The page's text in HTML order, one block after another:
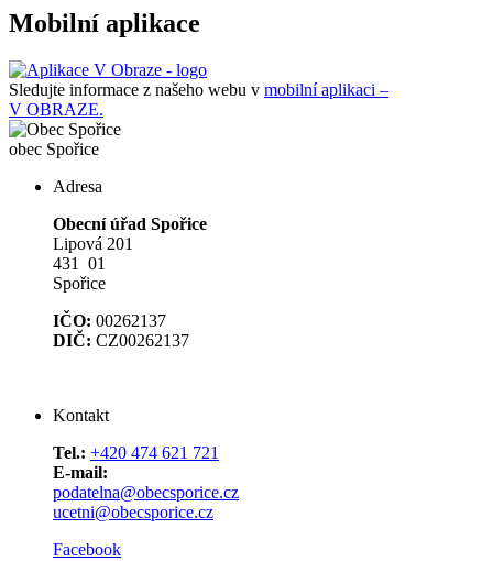
Mobilní aplikace
Sledujte informace z našeho webu v mobilní aplikaci –
V OBRAZE.
obec Spořice
Adresa
Obecní úřad Spořice
Lipová 201
431 01
Spořice
IČO: 00262137
DIČ: CZ00262137
Kontakt
Tel.: +420 474 621 721
E-mail:
podatelna@obecsporice.cz
ucetni@obecsporice.cz
Facebook